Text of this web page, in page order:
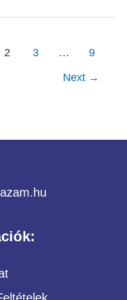
2 3 … 9
Next →